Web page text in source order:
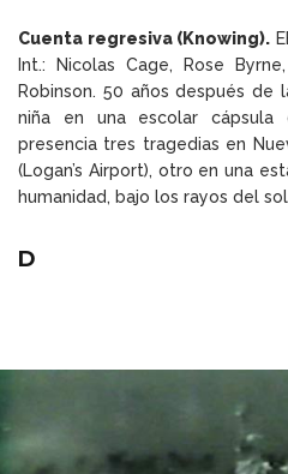
Cuenta regresiva (Knowing).
Int.: Nicolas Cage, Rose
Robinson. 50 años después
niña en una escolar
presencia tres tragedias en
(Logan’s Airport), otro en una
humanidad, bajo los rayos del
D